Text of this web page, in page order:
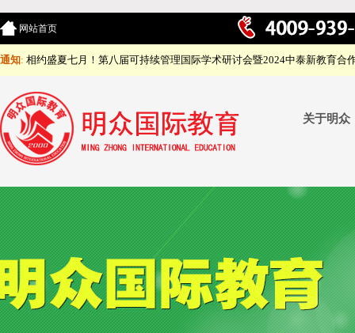
网站首页
通知: 相约盛夏七月！第八届可持续管理国际学术研讨会暨2024中泰新教育合
关于明众